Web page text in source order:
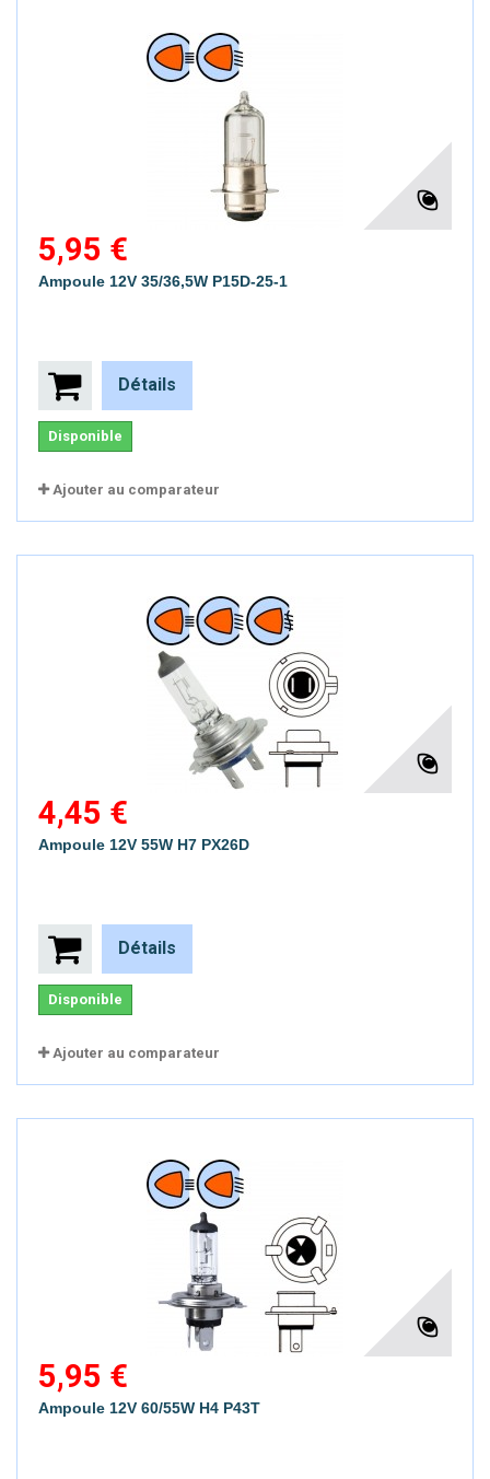
5,95 €
Ampoule 12V 35/36,5W P15D-25-1
Détails
Disponible
Ajouter au comparateur
4,45 €
Ampoule 12V 55W H7 PX26D
Détails
Disponible
Ajouter au comparateur
5,95 €
Ampoule 12V 60/55W H4 P43T